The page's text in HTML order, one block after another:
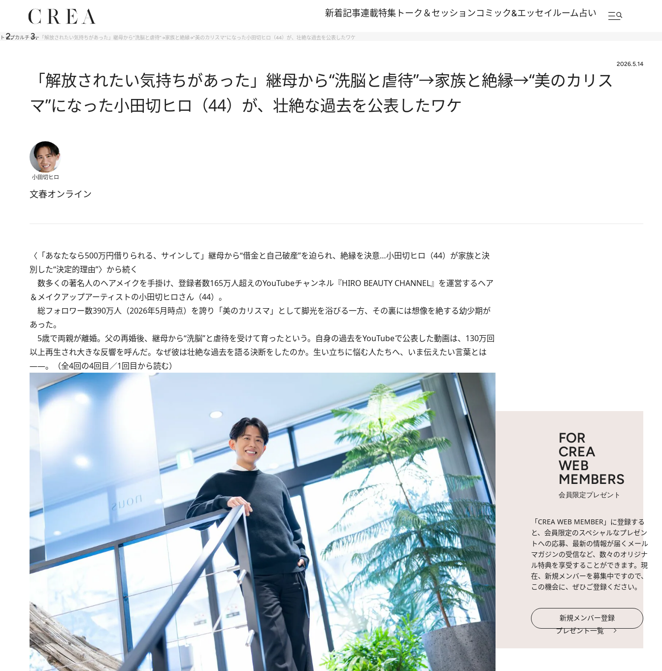
新着記事連載特集 トーク＆セッションコミック&エッセイルーム占い
トップカルチャー 「解放されたい気持ちがあった」継母から“洗脳と虐待”→家族と絶縁→“美のカリスマ”になった小田切ヒロ（44）が、壮絶な過去を公表したワケ
2026.5.14
「解放されたい気持ちがあった」継母から“洗脳と虐待”→家族と絶縁→“美のカリス
マ”になった小田切ヒロ（44）が、壮絶な過去を公表したワケ
小田切ヒロ
文春オンライン
〈 「あなたなら500万円借りられる、サインして」継母から“借金と自己破産”を迫られ、絶縁を決意…小田切ヒロ（44）が家族と決
別した“決定的理由”〉から続く
数多くの著名人のヘアメイクを手掛け、登録者数165万人超えのYouTubeチャンネル『HIRO BEAUTY CHANNEL』を運営するヘア
＆メイクアップアーティストの小田切ヒロさん（44）。
総フォロワー数390万人（2026年5月時点）を誇り「美のカリスマ」として脚光を浴びる一方、その裏には想像を絶する幼少期が
あった。
5歳で両親が離婚。父の再婚後、継母から“洗脳”と虐待を受けて育ったという。自身の過去をYouTubeで公表した動画は、130万回
以上再生され大きな反響を呼んだ。なぜ彼は壮絶な過去を語る決断をしたのか。生い立ちに悩む人たちへ、いま伝えたい言葉とは
――。（全4回の4回目／1回目から読む）
FOR
CREA
WEB
MEMBERS
会員限定プレゼント
「CREA WEB MEMBER」に登録する
と、会員限定のスペシャルなプレゼン
トへの応募、最新の情報が届くメール
マガジンの受信など、数々のオリジナ
ル特典を享受することができます。現
在、新規メンバーを募集中ですので、
この機会に、ぜひご登録ください。
新規メンバー登録
プレゼント一覧